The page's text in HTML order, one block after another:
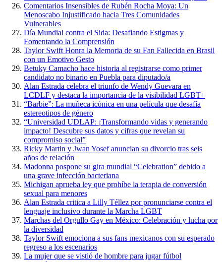
Comentarios Insensibles de Rubén Rocha Moya: Un
Menoscabo Injustificado hacia Tres Comunidades
Vulnerables
Día Mundial contra el Sida: Desafiando Estigmas y
Fomentando la Comprensión
Taylor Swift Honra la Memoria de su Fan Fallecida en Brasil
con un Emotivo Gesto
Betuky Camacho hace historia al registrarse como primer
candidato no binario en Puebla para diputado/a
Alan Estrada celebra el triunfo de Wendy Guevara en
LCDLF y destaca la importancia de la visibilidad LGBT+
“Barbie”: La muñeca icónica en una película que desafía
estereotipos de género
“Universidad UDLAP: ¡Transformando vidas y generando
impacto! Descubre sus datos y cifras que revelan su
compromiso social”
Ricky Martin y Jwan Yosef anuncian su divorcio tras seis
años de relación
Madonna pospone su gira mundial “Celebration” debido a
una grave infección bacteriana
Michigan aprueba ley que prohíbe la terapia de conversión
sexual para menores
Alan Estrada critica a Lilly Téllez por pronunciarse contra el
lenguaje inclusivo durante la Marcha LGBT
Marchas del Orgullo Gay en México: Celebración y lucha por
la diversidad
Taylor Swift emociona a sus fans mexicanos con su esperado
regreso a los escenarios
La mujer que se vistió de hombre para jugar fútbol